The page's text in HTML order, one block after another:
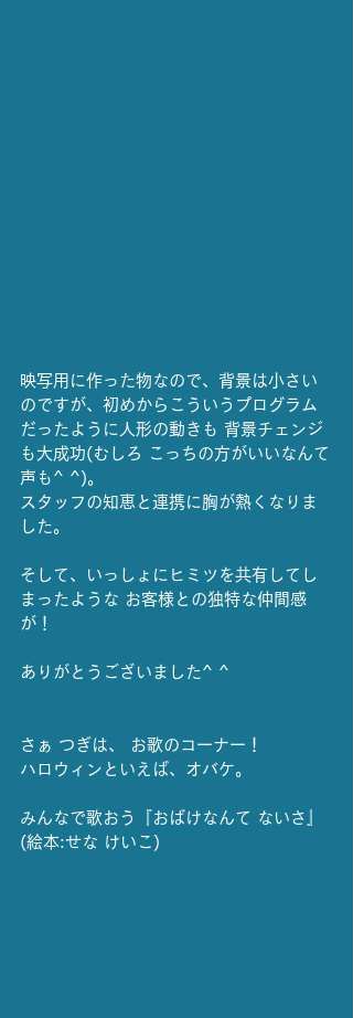
映写用に作った物なので、背景は小さい
のですが、初めからこういうプログラム
だったように人形の動きも 背景チェンジ
も大成功(むしろ こっちの方がいいなんて
声も^ ^)。
スタッフの知恵と連携に胸が熱くなりま
した。
そして、いっしょにヒミツを共有してし
まったような お客様との独特な仲間感
が！
ありがとうございました^ ^
さぁ つぎは、 お歌のコーナー！
ハロウィンといえば、オバケ。
みんなで歌おう『おばけなんて ないさ』
(絵本:せな けいこ)